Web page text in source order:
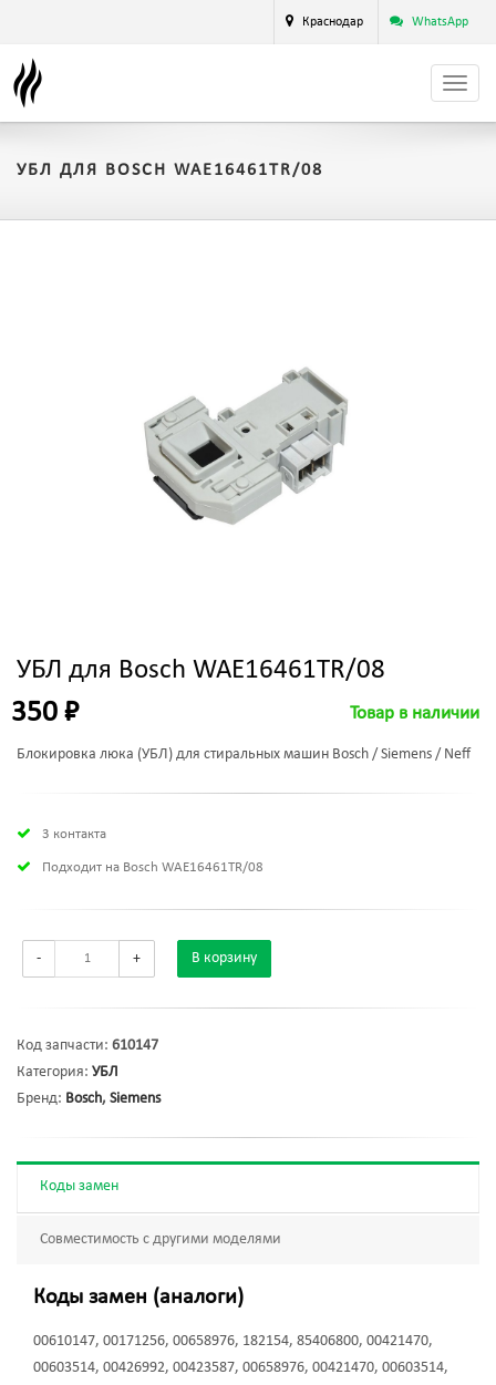
Краснодар WhatsApp
УБЛ ДЛЯ BOSCH WAE16461TR/08
УБЛ для Bosch WAE16461TR/08
350 ₽ Товар в наличии
Блокировка люка (УБЛ) для стиральных машин Bosch / Siemens / Neff
3 контакта
Подходит на Bosch WAE16461TR/08
- + В корзину
Код запчасти: 610147
Категория: УБЛ
Бренд: Bosch, Siemens
Коды замен
Совместимость с другими моделями
Коды замен (аналоги)
00610147, 00171256, 00658976, 182154, 85406800, 00421470,
00603514, 00426992, 00423587, 00658976, 00421470, 00603514,